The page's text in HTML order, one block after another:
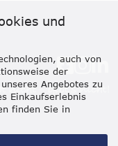
und
auch von
der
Angebotes zu
Einkaufserlebnis
finden Sie in